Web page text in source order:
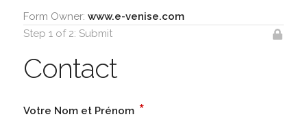
Form Owner: www.e-venise.com
Step 1 of 2: Submit
Contact
Votre Nom et Prénom *